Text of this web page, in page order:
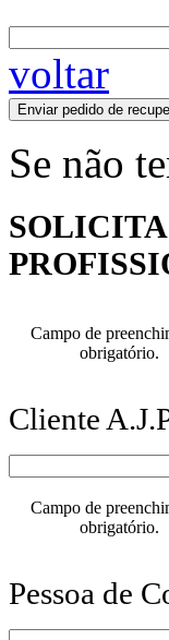
voltar
Enviar pedido de
Se não
Campo de
obrigatório.
Cliente
Campo de
obrigatório.
Pessoa de